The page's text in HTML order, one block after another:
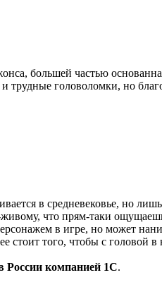
большей частью
трудные головоломки, но
в средневековье, но
что прям-таки
в игре, но может
того, чтобы с головой в
России компанией 1C.